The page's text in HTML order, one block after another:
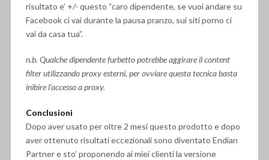
risultato e’ +/- questo “caro dipendente, se vuoi andare su
Facebook ci vai durante la pausa pranzo, sui siti porno ci
vai da casa tua”.
n.b. Qualche dipendente furbetto potrebbe aggirare il content
filter utilizzando proxy esterni, per ovviare questa tecnica basta
inibire l’accesso a proxy.
Conclusioni
Dopo aver usato per oltre 2 mesi questo prodotto e dopo
aver ottenuto risultati eccezionali sono diventato Endian
Partner e sto’ proponendo ai miei clienti la versione